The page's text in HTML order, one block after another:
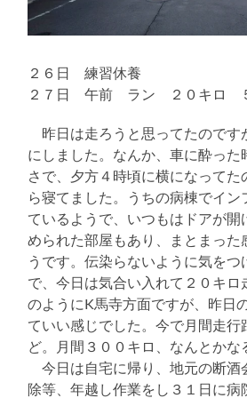
２６日 練習休養
２７日 午前 ラン ２０キロ
昨日は走ろうと思ってたのです
にしました。なんか、車に酔った
さで、夕方４時頃に横になってた
ら寝てました。うちの病棟でイン
ているようで、いつもはドアが開
められた部屋もあり、まとまった
うです。伝染らないように気をつ
で、今日は気合い入れて２０キロ
のようにK馬寺方面ですが、昨日
ていい感じでした。今で月間走行
ど。月間３００キロ、なんとかな
今日は自宅に帰り、地元の断酒
除等、年越し作業をし３１日に病